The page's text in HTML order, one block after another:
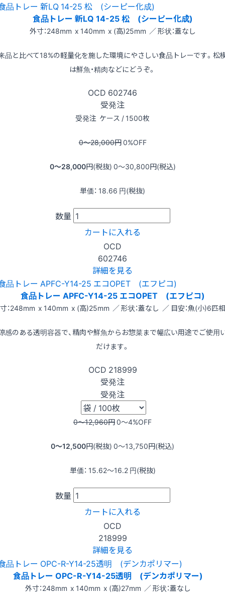
食品トレー 新LQ 14-25 松 (シーピー化成)
外寸：248mm x 140mm x (高)25mm ／ 形状：蓋なし
品と比べて18%の軽量化を施した環境にやさしい食品トレーです。松
は鮮魚・精肉などにどうぞ。
OCD 602746
受発注
受発注 ケース / 1500枚
0〜28,000円0%OFF
0〜28,000円(税抜) 0〜30,800円(税込)
単価： 18.66 円(税抜)
数量
カートに入れる
OCD
602746
詳細を見る
食品トレー APFC-Y14-25 エコOPET (エフピコ)
：248mm x 140mm x (高)25mm ／ 形状：蓋なし ／ 目安：魚(小)6匹
感のある透明容器で、精肉や鮮魚からお惣菜まで幅広い用途でご使用
だけます。
OCD 218999
受発注
受発注
0〜12,960円0〜4%OFF
0〜12,500円(税抜) 0〜13,750円(税込)
単価： 15.62〜16.2 円(税抜)
数量
カートに入れる
OCD
218999
詳細を見る
食品トレー OPC-R-Y14-25透明 (デンカポリマー)
外寸：248mm x 140mm x (高)27mm ／ 形状：蓋なし